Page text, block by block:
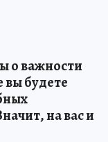
о важности
будете
на вас и